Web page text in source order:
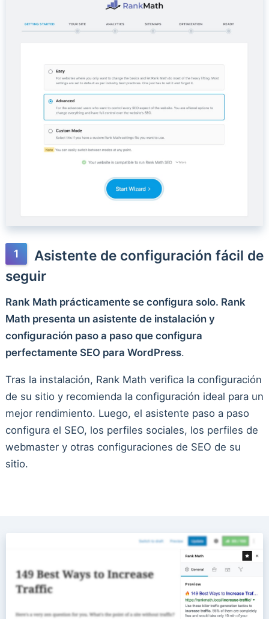
Asistente de configuración fácil de
seguir
Rank Math prácticamente se configura solo. Rank
Math presenta un asistente de instalación y
configuración paso a paso que configura
perfectamente SEO para WordPress.
Tras la instalación, Rank Math verifica la configuración
de su sitio y recomienda la configuración ideal para un
mejor rendimiento. Luego, el asistente paso a paso
configura el SEO, los perfiles sociales, los perfiles de
webmaster y otras configuraciones de SEO de su
sitio.